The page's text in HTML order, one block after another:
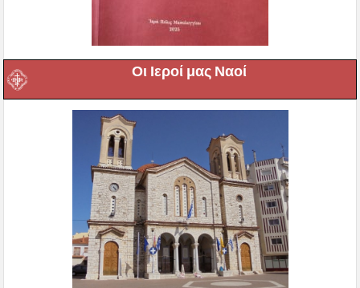
Οι Ιεροί μας Ναοί